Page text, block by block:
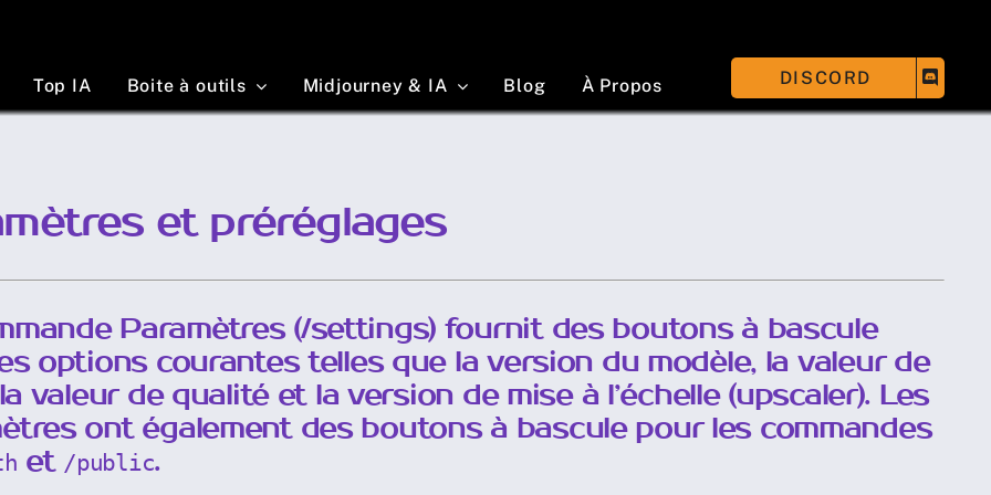
Top IA Boite à outils Midjourney & IA Blog À Propos DISCORD
et préréglages
Paramètres (/settings) fournit des boutons à bascule
options courantes telles que la version du modèle, la valeur de
valeur de qualité et la version de mise à l’échelle (upscaler). Les
ont également des boutons à bascule pour les commandes
et /public.